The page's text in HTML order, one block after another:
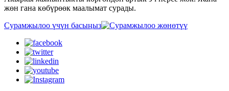
жөн гана көбүрөөк маалымат сурады.
Сурамжылоо үчүн басыңыз